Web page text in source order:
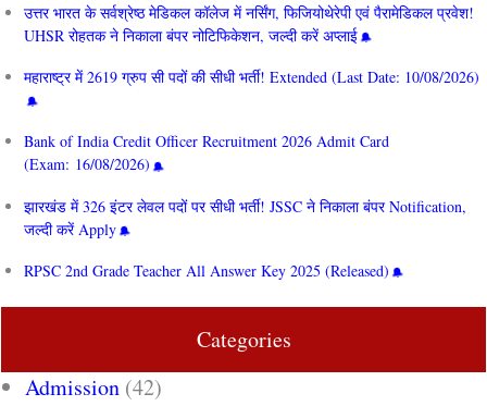
उत्तर भारत के सर्वश्रेष्ठ मेडिकल कॉलेज में नर्सिंग, फिजियोथेरेपी एवं पैरामेडिकल प्रवेश!
UHSR रोहतक ने निकाला बंपर नोटिफिकेशन, जल्दी करें अप्लाई
महाराष्ट्र में 2619 ग्रुप सी पदों की सीधी भर्ती! Extended (Last Date: 10/08/2026)
Bank of India Credit Officer Recruitment 2026 Admit Card
(Exam: 16/08/2026)
झारखंड में 326 इंटर लेवल पदों पर सीधी भर्ती! JSSC ने निकाला बंपर Notification,
जल्दी करें Apply
RPSC 2nd Grade Teacher All Answer Key 2025 (Released)
Categories
Admission (42)